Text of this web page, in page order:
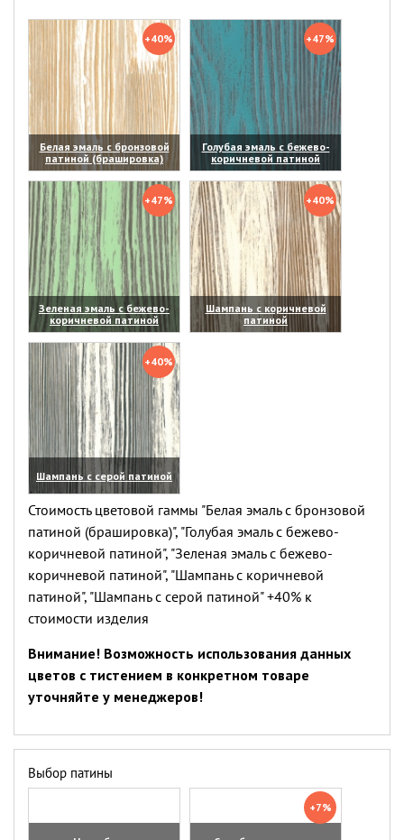
+40%
Белая эмаль с бронзовой
патиной (брашировка)
(увеличить)
+47%
Голубая эмаль с бежево-
коричневой патиной
(увеличить)
+47%
Зеленая эмаль с бежево-
коричневой патиной
(увеличить)
+40%
Шампань с коричневой
патиной
(увеличить)
+40%
Шампань с серой патиной
(увеличить)
Стоимость цветовой гаммы "Белая эмаль с бронзовой
патиной (брашировка)", "Голубая эмаль с бежево-
коричневой патиной", "Зеленая эмаль с бежево-
коричневой патиной", "Шампань с коричневой
патиной", "Шампань с серой патиной" +40% к
стоимости изделия
Внимание! Возможность использования данных
цветов с тистением в конкретном товаре
уточняйте у менеджеров!
Выбор патины
+7%